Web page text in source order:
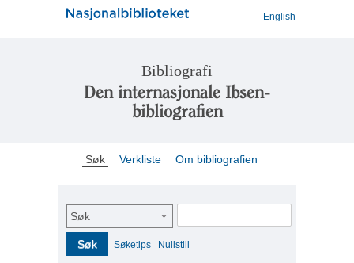
English
Bibliografi
Den internasjonale Ibsen-
bibliografien
Søk Verkliste Om bibliografien
Søk
Søk Søketips Nullstill